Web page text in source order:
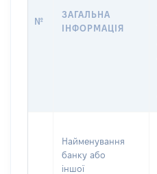
№
ЗАГАЛЬНА
ІНФОРМАЦІЯ
Найменування
банку або
іншої